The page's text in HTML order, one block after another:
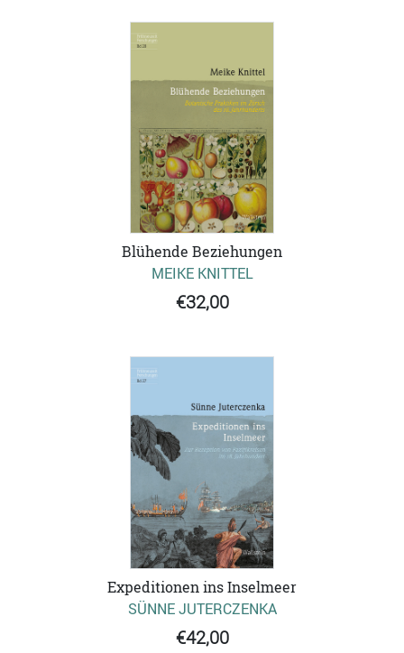
Blühende Beziehungen
MEIKE KNITTEL
€32,00
Expeditionen ins Inselmeer
SÜNNE JUTERCZENKA
€42,00